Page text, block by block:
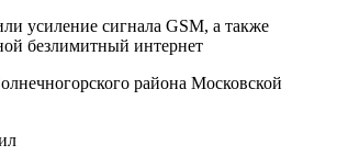
усиление сигнала GSM, а также
безлимитный интернет